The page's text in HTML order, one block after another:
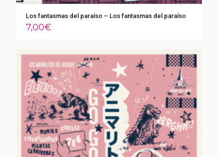
Los fantasmas del paraíso – Los fantasmas del paraíso
7,00€